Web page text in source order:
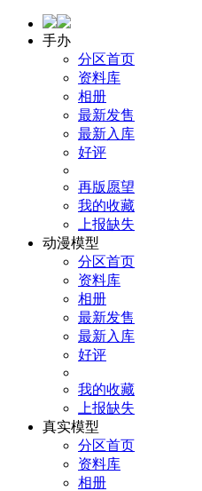
手办
分区首页
资料库
相册
最新发售
最新入库
好评
再版愿望
我的收藏
上报缺失
动漫模型
分区首页
资料库
相册
最新发售
最新入库
好评
我的收藏
上报缺失
真实模型
分区首页
资料库
相册